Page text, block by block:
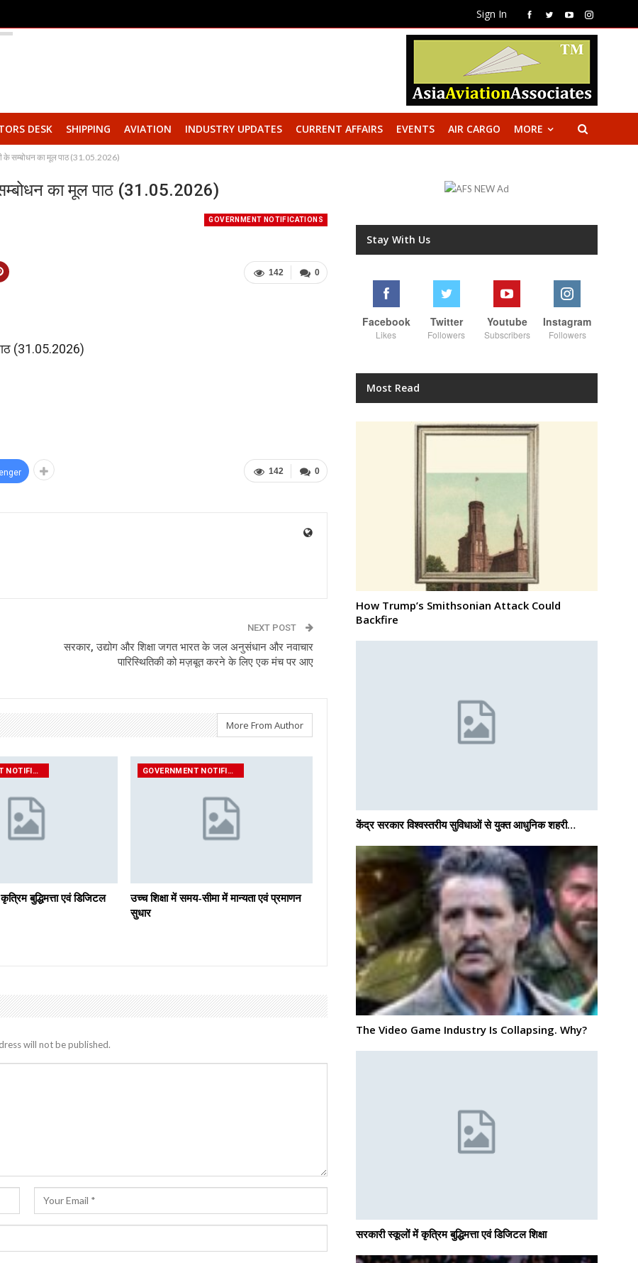
Sign In
DESK SHIPPING AVIATION INDUSTRY UPDATES CURRENT AFFAIRS EVENTS AIR CARGO MORE
के सम्बोधन का मूल पाठ (31.05.2026)
का मूल पाठ (31.05.2026)
GOVERNMENT NOTIFICATIONS
0
142
(31.05.2026)
0
142
NEXT POST
सरकार, उद्योग और शिक्षा जगत भारत के जल अनुसंधान और नवाचार
पारिस्थितिकी को मज़बूत करने के लिए एक मंच पर आए
More From Author
GOVERNMENT NOTIFICATIONS
बुद्धिमत्ता एवं डिजिटल
GOVERNMENT NOTIFICATIONS
उच्च शिक्षा में समय-सीमा में मान्यता एवं प्रमाणन
सुधार
will not be published.
Stay With Us
Facebook
Likes
Twitter
Followers
Youtube
Subscribers
Instagram
Followers
Most Read
How Trump’s Smithsonian Attack Could
Backfire
केंद्र सरकार विश्वस्तरीय सुविधाओं से युक्त आधुनिक शहरी…
The Video Game Industry Is Collapsing. Why?
सरकारी स्कूलों में कृत्रिम बुद्धिमत्ता एवं डिजिटल शिक्षा